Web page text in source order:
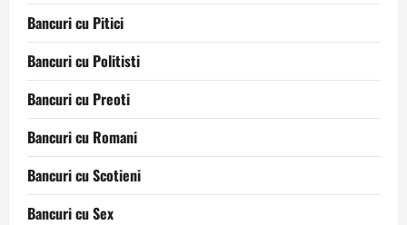
Bancuri cu Pitici
Bancuri cu Politisti
Bancuri cu Preoti
Bancuri cu Romani
Bancuri cu Scotieni
Bancuri cu Sex